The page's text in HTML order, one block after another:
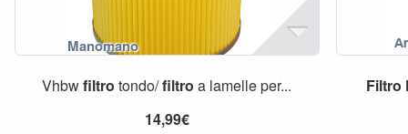
Vhbwfiltro tondo/filtro a lamelle per...
14,99€
Filtro